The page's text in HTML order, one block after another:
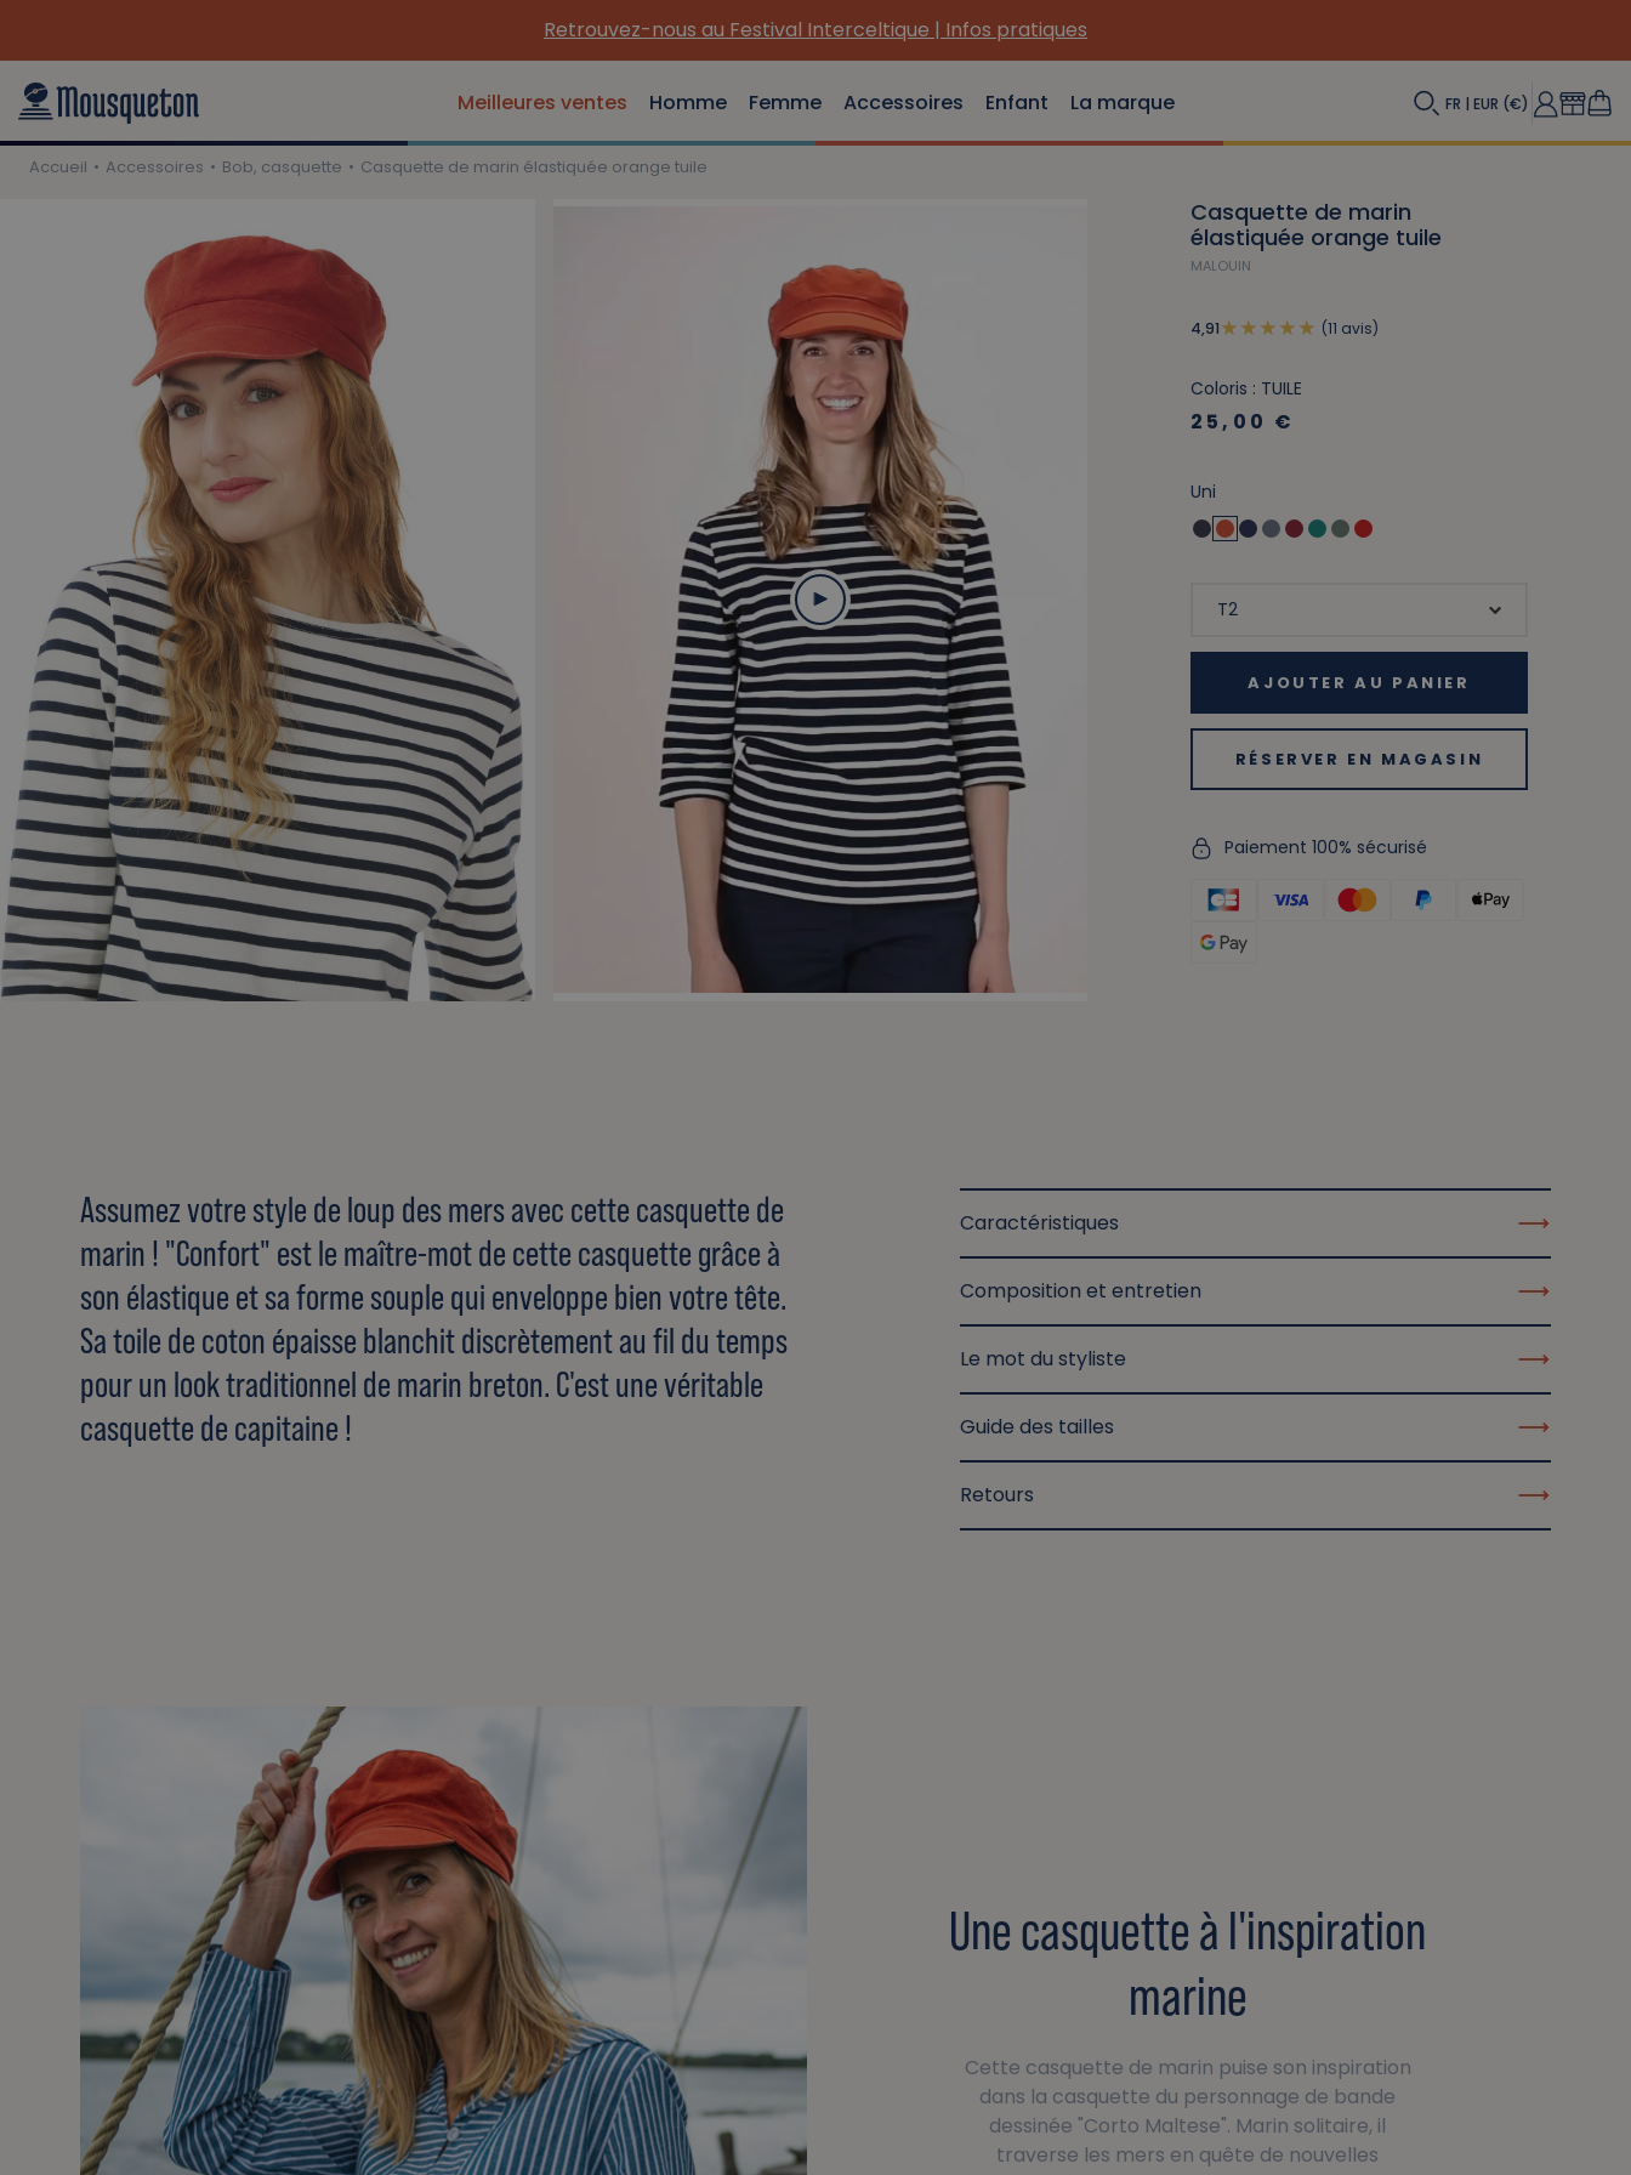
Meilleures ventes Homme Femme Accessoires Enfant La marque FR | EUR (€)
Casquette de marin
élastiquée orange tuile
MALOUIN
4,91 (11 avis)
Coloris : TUILE
25,00 €
Uni
AJOUTER AU PANIER
RÉSERVER EN MAGASIN
Paiement 100% sécurisé
Accueil Accessoires Bob, casquette Casquette de marin élastiquée orange tuile
Assumez votre style de loup des mers avec cette casquette de
marin ! "Confort" est le maître-mot de cette casquette grâce à
son élastique et sa forme souple qui enveloppe bien votre tête.
Sa toile de coton épaisse blanchit discrètement au fil du temps
pour un look traditionnel de marin breton. C'est une véritable
casquette de capitaine !
Caractéristiques
Composition et entretien
Le mot du styliste
Guide des tailles
Retours
Une casquette à l'inspiration
marine
Cette casquette de marin puise son inspiration
dans la casquette du personnage de bande
dessinée "Corto Maltese". Marin solitaire, il
traverse les mers en quête de nouvelles